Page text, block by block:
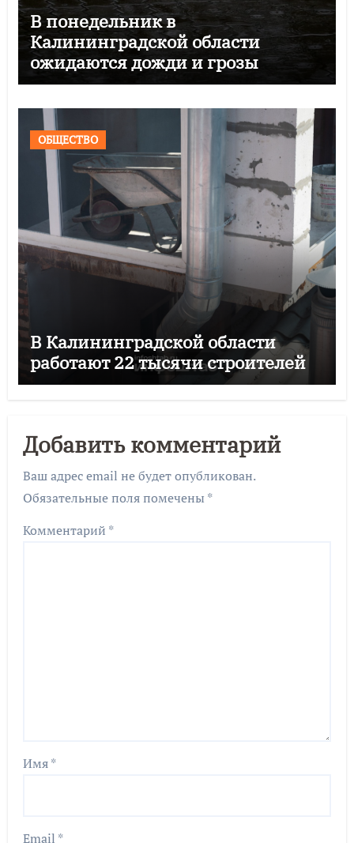
В понедельник в
Калининградской области
ожидаются дожди и грозы
ОБЩЕСТВО
В Калининградской области
работают 22 тысячи строителей
Добавить комментарий
Ваш адрес email не будет опубликован.
Обязательные поля помечены *
Комментарий *
Имя*
Email *